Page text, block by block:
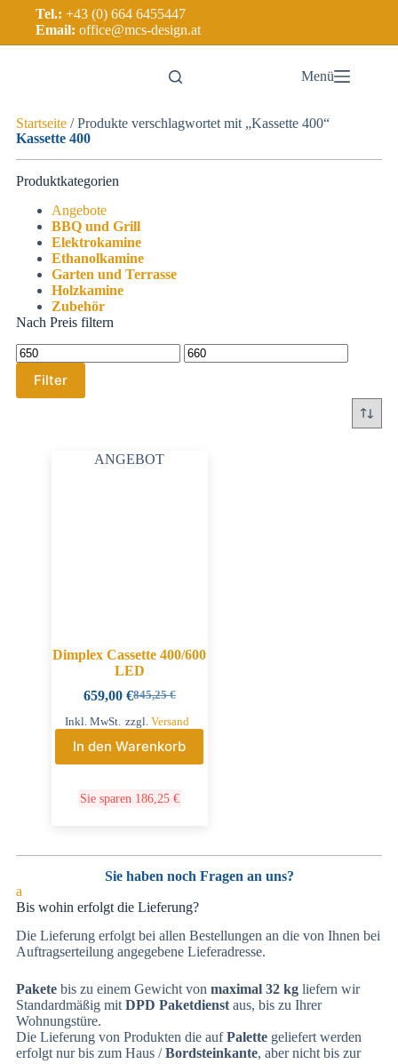
Tel.: +43 (0) 664 6455447
Email: office@mcs-design.at
Menü
Startseite/ Produkte verschlagwortet mit „Kassette 400“
Kassette 400
Produktkategorien
Angebote
BBQ und Grill
Elektrokamine
Ethanolkamine
Garten und Terrasse
Holzkamine
Zubehör
Nach Preis filtern
Filter
ANGEBOT
Dimplex Cassette 400/600
LED
845,25€
659,00 €
Inkl. MwSt. zzgl.Versand
In den Warenkorb
Sie sparen 186,25 €
Sie haben noch Fragen an uns?
a
Bis wohin erfolgt die Lieferung?
Die Lieferung erfolgt bei allen Bestellungen an die von Ihnen bei
Auftragserteilung angegebene Lieferadresse.
Paketebis zu einem Gewicht von maximal 32 kgliefern wir
Standardmäßig mitDPD Paketdienstaus, bis zu Ihrer
Wohnungstüre.
Die Lieferung von Produkten die aufPalette geliefert werden
erfolgt nur bis zum Haus /Bordsteinkante, aber nicht bis zur